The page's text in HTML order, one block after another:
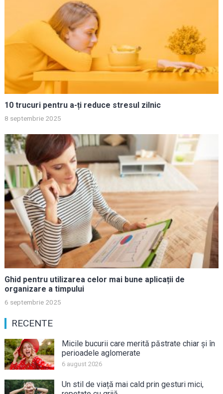
10 trucuri pentru a-ți reduce stresul zilnic
8 septembrie 2025
Ghid pentru utilizarea celor mai bune aplicații de
organizare a timpului
6 septembrie 2025
RECENTE
Micile bucurii care merită păstrate chiar și în
perioadele aglomerate
6 august 2026
Un stil de viață mai cald prin gesturi mici,